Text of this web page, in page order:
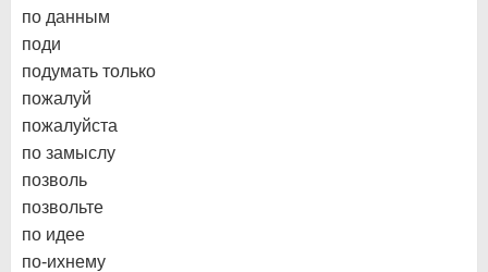
по данным
поди
подумать только
пожалуй
пожалуйста
по замыслу
позволь
позвольте
по идее
по-ихнему